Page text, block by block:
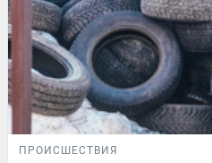
ПРОИСШЕСТВИЯ